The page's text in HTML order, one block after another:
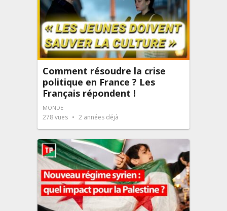
Comment résoudre la crise
politique en France ? Les
Français répondent !
MONDE
278vues 2 années déjà